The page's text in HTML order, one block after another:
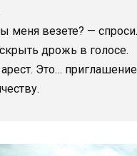
меня везете? —
дрожь в голосе.
Это…